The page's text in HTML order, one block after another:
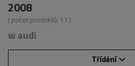
2008
( počet produktů: 17 )
w audi
Třídění